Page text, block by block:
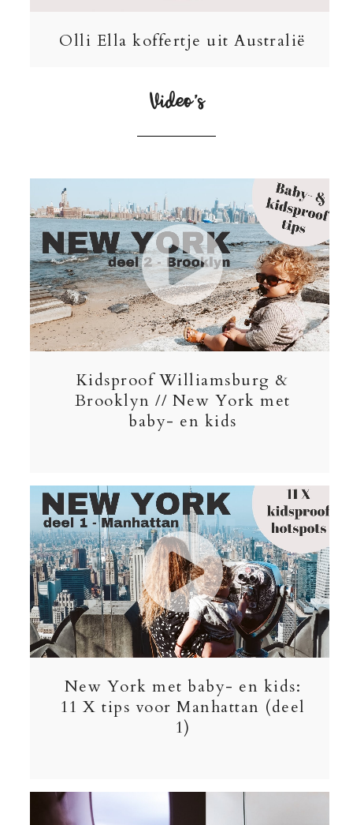
Olli Ella koffertje uit Australië
Video’s
Kidsproof Williamsburg &
Brooklyn // New York met
baby- en kids
New York met baby- en kids:
11 X tips voor Manhattan (deel
1)